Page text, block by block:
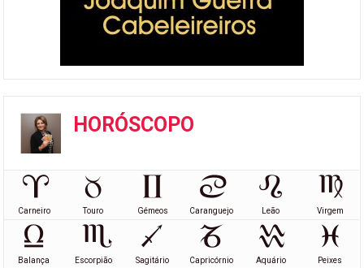
HORÓSCOPO
Carneiro Touro Gémeos Caranguejo Leão Virgem
Balança Escorpião Sagitário Capricórnio Aquário Peixes